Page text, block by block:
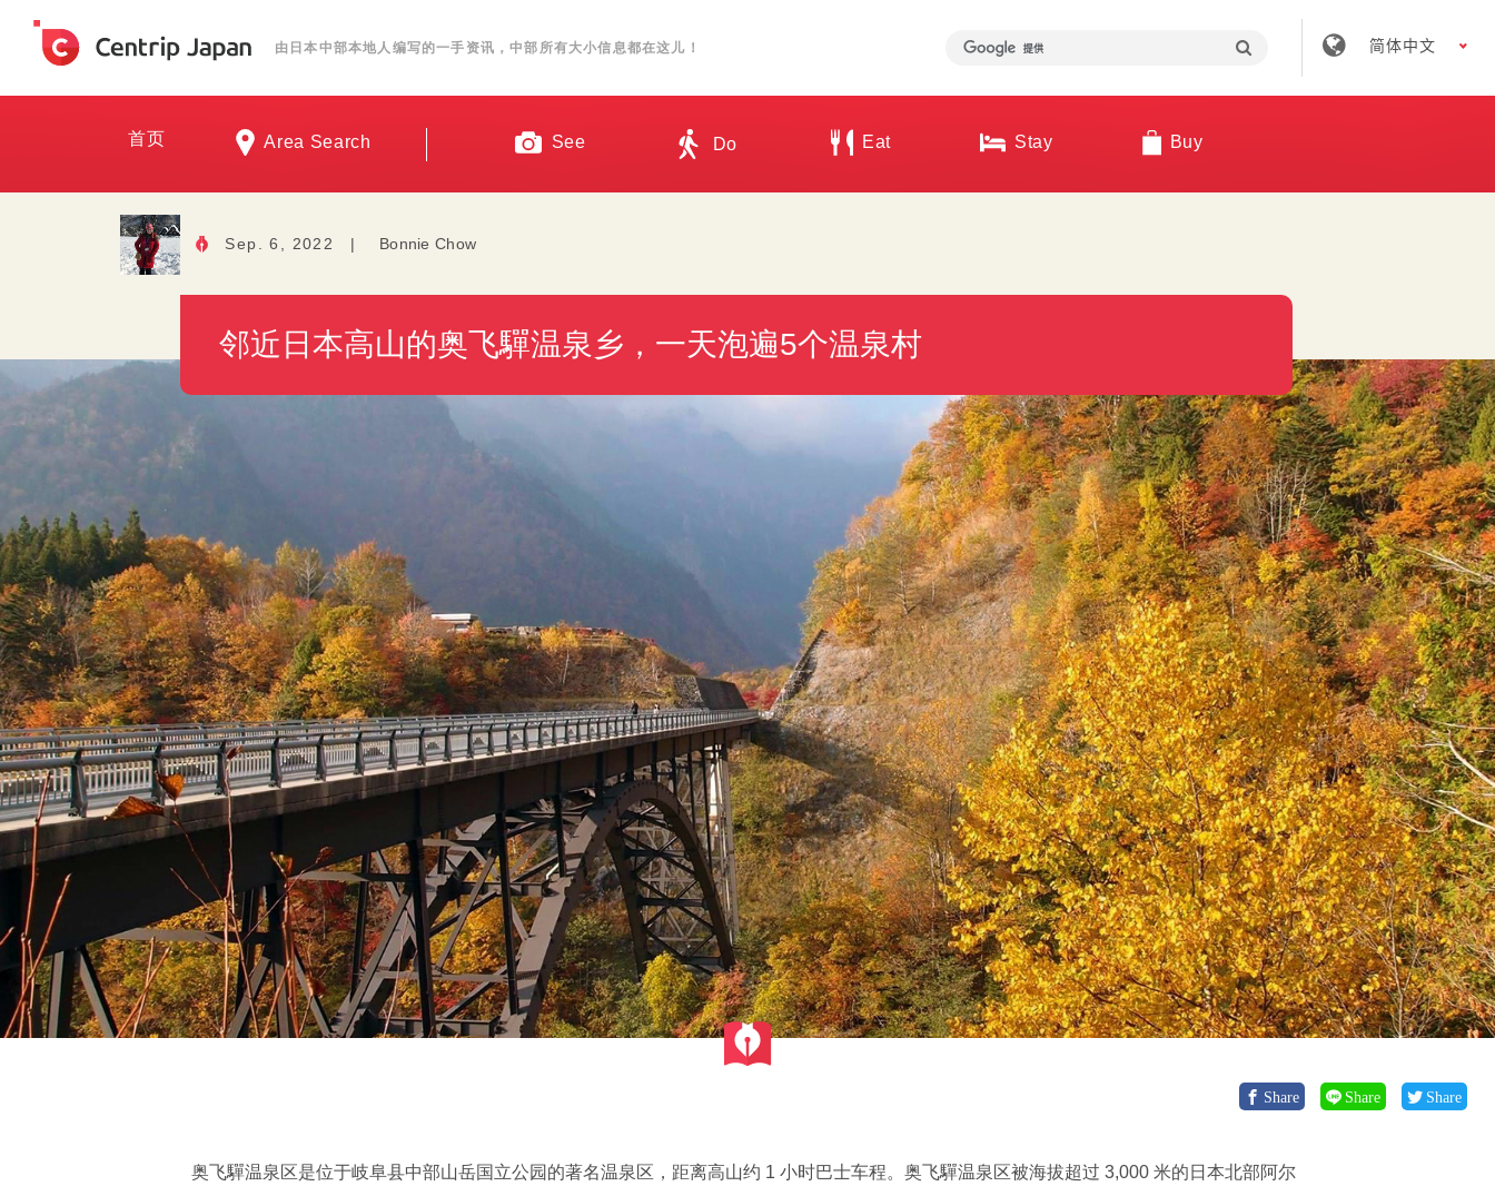
由日本中部本地人编写的一手资讯，中部所有大小信息都在这儿！ 简体中文
首页 Area Search See Do Eat Stay Buy
Sep. 6, 2022 | Bonnie Chow
邻近日本高山的奥飞驒温泉乡，一天泡遍5个温泉村
Share Share Share
奥飞驒温泉区是位于岐阜县中部山岳国立公园的著名温泉区，距离高山约 1 小时巴士车程。奥飞驒温泉区被海拔超过 3,000 米的日本北部阿尔